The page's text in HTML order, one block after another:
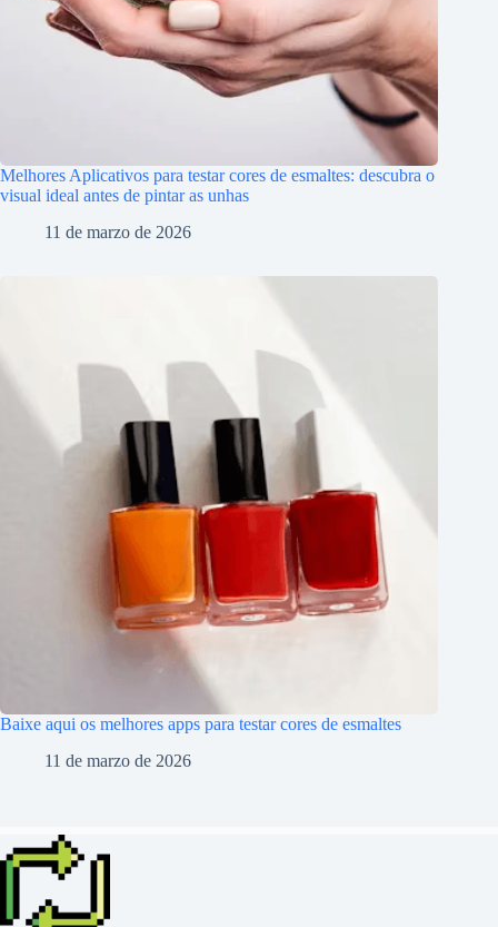
Melhores Aplicativos para testar cores de esmaltes: descubra o
visual ideal antes de pintar as unhas
11 de marzo de 2026
Baixe aqui os melhores apps para testar cores de esmaltes
11 de marzo de 2026